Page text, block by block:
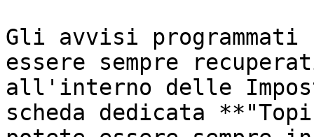
Gli avvisi programmati
essere sempre
all'interno delle
scheda dedicata